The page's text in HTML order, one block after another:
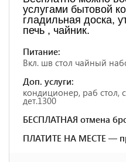
услугами бытовой
гладильная доска,
печь , чайник.
Питание:
Вкл. шв стол чайный
Доп. услуги:
кондиционер, раб стол,
дет.1300
БЕСПЛАТНАЯ отмена
ПЛАТИТЕ НА МЕСТЕ —